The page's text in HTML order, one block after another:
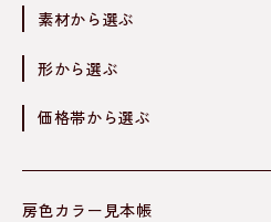
素材から選ぶ
形から選ぶ
価格帯から選ぶ
房色カラー見本帳